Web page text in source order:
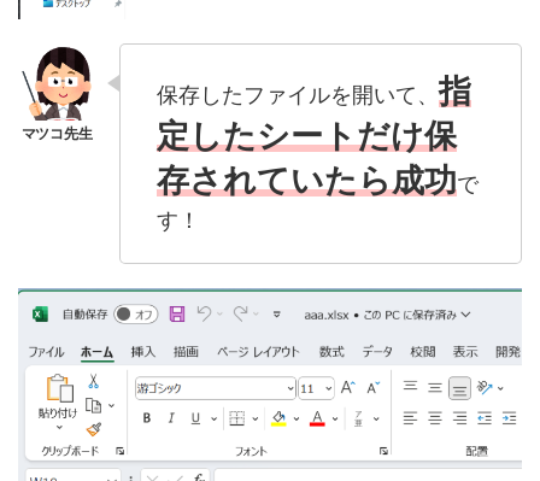
保存したファイルを開いて、指
定したシートだけ保
存されていたら成功で
す！